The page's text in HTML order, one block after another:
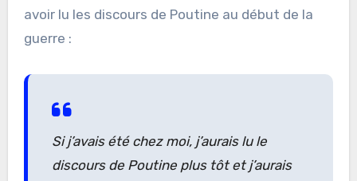
avoir lu les discours de Poutine au début de la
guerre :
Si j’avais été chez moi, j’aurais lu le
discours de Poutine plus tôt et j’aurais